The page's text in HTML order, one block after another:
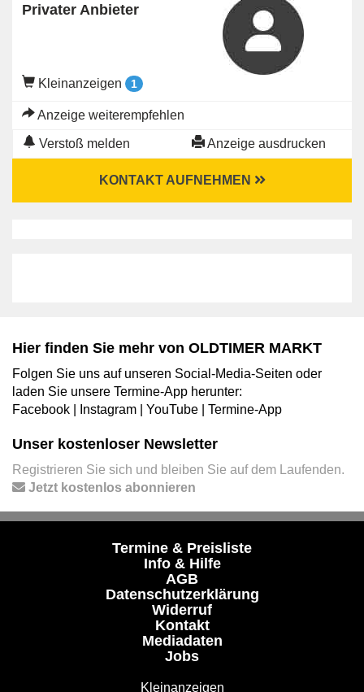
Privater Anbieter
Kleinanzeigen 1
Anzeige weiterempfehlen
Verstoß melden Anzeige ausdrucken
KONTAKT AUFNEHMEN
Hier finden Sie mehr von OLDTIMER MARKT
Folgen Sie uns auf unseren Social-Media-Seiten oder
laden Sie unsere Termine-App herunter:
Facebook
Instagram YouTube Termine-App
Unser kostenloser Newsletter
Registrieren Sie sich und bleiben Sie auf dem Laufenden.
Jetzt kostenlos abonnieren
Termine & Preisliste
Info & Hilfe
AGB
Datenschutzerklärung
Widerruf
Kontakt
Mediadaten
Jobs
Kleinanzeigen